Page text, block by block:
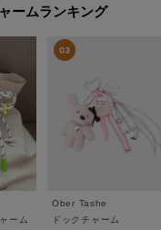
ームランキング
ーム
Ober Tashe
ドックチャーム